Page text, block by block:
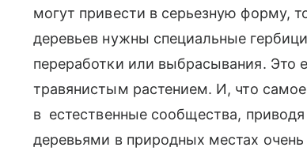
могут привести в серьезную форму,
деревьев нужны специальные
переработки или выбрасывания. Это
травянистым растением. И, что
в естественные сообщества,
деревьями в природных местах